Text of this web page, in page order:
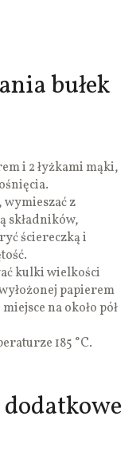
bułek
i 2 łyżkami mąki,
wymieszać z
składników,
ściereczką i
kulki wielkości
papierem
na około pół
185 °C.